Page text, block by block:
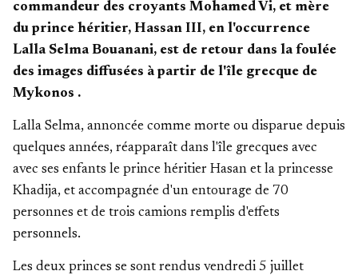
commandeur des croyants Mohamed Vi, et mère
du prince héritier, Hassan III, en l'occurrence
Lalla Selma Bouanani, est de retour dans la foulée
des images diffusées à partir de l'île grecque de
Mykonos .
Lalla Selma, annoncée comme morte ou disparue depuis
quelques années, réapparaît dans l'île grecques avec
avec ses enfants le prince héritier Hasan et la princesse
Khadija, et accompagnée d'un entourage de 70
personnes et de trois camions remplis d'effets
personnels.
Les deux princes se sont rendus vendredi 5 juillet